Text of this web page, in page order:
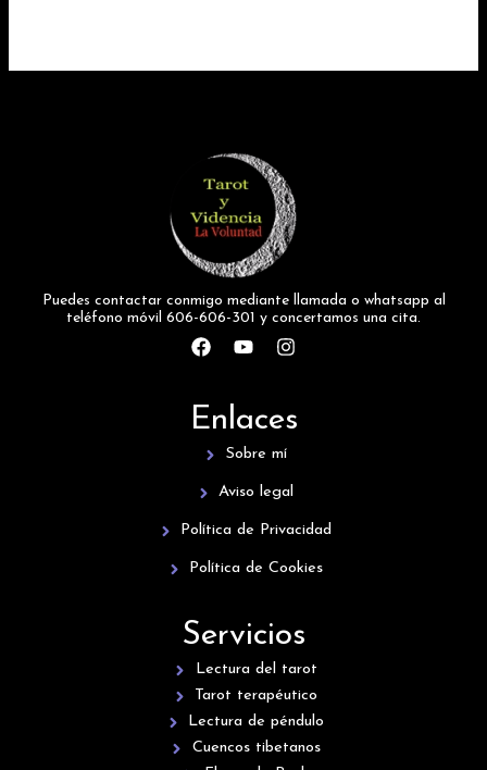
Puedes contactar conmigo mediante llamada o whatsapp al
teléfono móvil 606-606-301 y concertamos una cita.
F
a
b
o
Y
o
u
e
I
n
a
r
m
Enlaces
Sobre mí
Aviso legal
Política de Privacidad
Política de Cookies
Servicios
Lectura del tarot
Tarot terapéutico
Lectura de péndulo
Cuencos tibetanos